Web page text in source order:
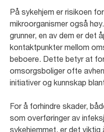
På sykehjem er risikoen
mikroorganismer også
grunner, en av dem er det
kontaktpunkter mellom
beboere. Dette betyr at
omsorgsboliger ofte
initiativer og kunnskap
For å forhindre skader,
som overføringer av
sykehjemmet, er det viktig